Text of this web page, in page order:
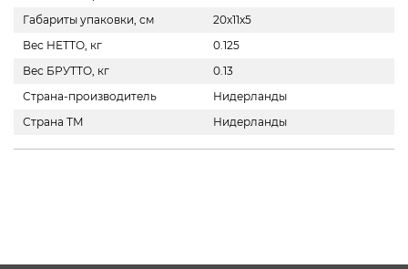
Габариты упаковки, см
20х11х5
Вес НЕТТО, кг
0.125
Вес БРУТТО, кг
0.13
Страна-производитель
Нидерланды
Страна ТМ
Нидерланды